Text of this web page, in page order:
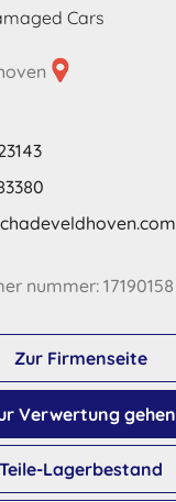
Cars
nummer: 17190158
Zur Firmenseite
Verwertung gehen
Teile-Lagerbestand